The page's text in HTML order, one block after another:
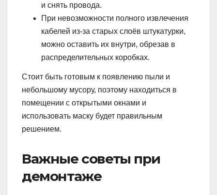
и снять провода.
При невозможности полного извлечения
кабелей из-за старых слоёв штукатурки,
можно оставить их внутри, обрезав в
распределительных коробках.
Стоит быть готовым к появлению пыли и
небольшому мусору, поэтому находиться в
помещении с открытыми окнами и
использовать маску будет правильным
решением.
Важные советы при
демонтаже